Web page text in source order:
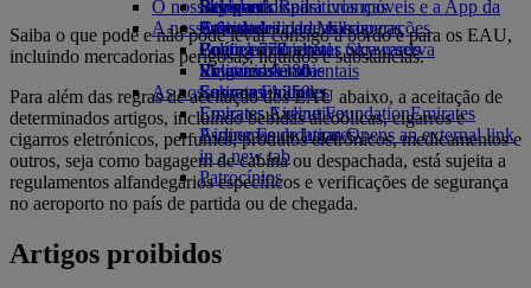
Bebidas
A nossa frota
Boeing 777
Emirates A380
Emirates A350
Emirates Executive
Esquemas de lugares
Brinquedos para crianças
Atividades para as crianças
O nosso planeta
Sustentabilidade nas operações
Política ambiental
Relatórios ambientais
As nossas comunidades
Emirates Airline FoundationEmirates
Airline Foundation Opens an external link
in a new tab
Patrocínios
Skywards Rail
Calculadora de Milhas
Login em Emirates Skywards
Skywards+
Site para dispositivos móveis e a App da
Emirates
Cancelar ou alterar uma reserva
Viagens afetadas
Sobre a Emirates
Saiba o que pode e não pode levar consigo a bordo e para os EAU,
incluindo mercadorias perigosas, líquidos e substâncias.
Para além das regras de aceitação dos EAU abaixo, a aceitação de
determinados artigos, incluindo bebidas alcoólicas, cigarros e
cigarros eletrónicos, perfumes, produtos eletrónicos, medicamentos e
outros, seja como bagagem de cabina ou despachada, está sujeita a
regulamentos alfandegários específicos e verificações de segurança
no aeroporto no país de partida ou de chegada.
Artigos proibidos